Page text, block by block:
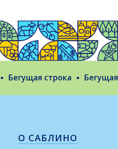
Бегущая строка Бегущая
О САБЛИНО